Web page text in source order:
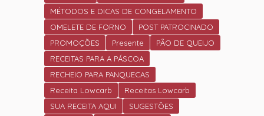
MÉTODOS E DICAS DE CONGELAMENTO
OMELETE DE FORNO
POST PATROCINADO
PROMOÇÕES
Presente
PÃO DE QUEIJO
RECEITAS PARA A PÁSCOA
RECHEIO PARA PANQUECAS
Receita Lowcarb
Receitas Lowcarb
SUA RECEITA AQUI
SUGESTÕES